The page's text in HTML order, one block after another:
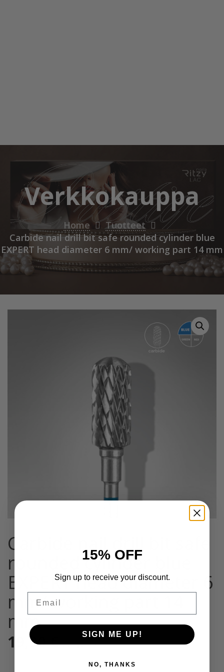
Verkkokauppa
Home
Tuotteet
Carbide nail drill bit safe rounded cylinder blue
EXPERT head diameter 6 mm/ working part 14 mm
Carbide nail drill bit safe
rounded cylinder blue
EXPERT head diameter 6
mm/ working part 14
mm
19,90€ Sis. Alv 25,5%
15% OFF
Sign up to receive your discount.
SIGN ME UP!
NO, THANKS